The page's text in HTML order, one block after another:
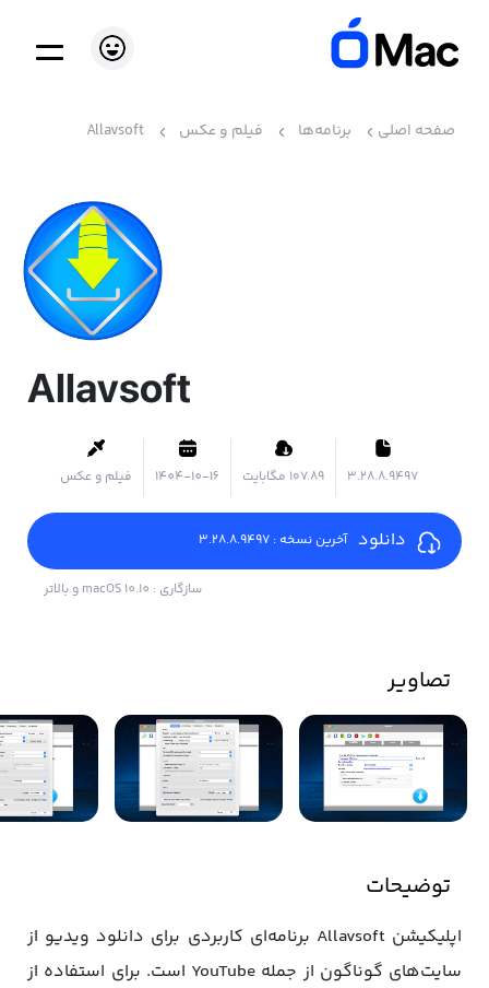
صفحه اصلی برنامه‌ها فیلم و عکس Allavsoft
Allavsoft
3.28.8.9497 ۱۰۷.۸۹ مگابایت 1404-10-16 فیلم و عکس
دانلود آخرین نسخه : 3.28.8.9497
سازگاری : macOS 10.10 و بالاتر
تصاویر
توضیحات
اپلیکیشن Allavsoft برنامه‌ای کاربردی برای دانلود ویدیو از
سایت‌های گوناگون از جمله YouTube است. برای استفاده از